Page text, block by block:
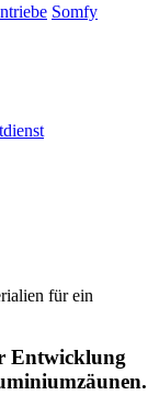
Somfy
für ein
Entwicklung